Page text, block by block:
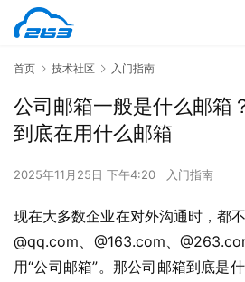
首页 技术社区 入门指南
公司邮箱一般是什么邮箱
到底在用什么邮箱
2025年11月25日 下午4:20 入门指南
现在大多数企业在对外沟通时，都
@qq.com、@163.com、
用“公司邮箱”。那公司邮箱到底是